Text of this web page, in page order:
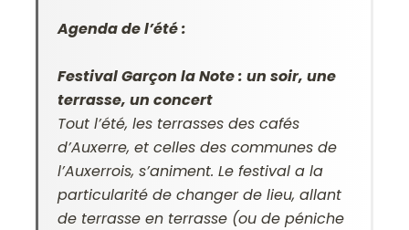
Agenda de l’été :
Festival Garçon la Note : un soir, une
terrasse, un concert
Tout l’été, les terrasses des cafés
d’Auxerre, et celles des communes de
l’Auxerrois, s’animent. Le festival a la
particularité de changer de lieu, allant
de terrasse en terrasse (ou de péniche